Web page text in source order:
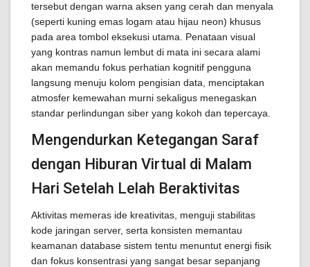
tersebut dengan warna aksen yang cerah dan menyala
(seperti kuning emas logam atau hijau neon) khusus
pada area tombol eksekusi utama. Penataan visual
yang kontras namun lembut di mata ini secara alami
akan memandu fokus perhatian kognitif pengguna
langsung menuju kolom pengisian data, menciptakan
atmosfer kemewahan murni sekaligus menegaskan
standar perlindungan siber yang kokoh dan tepercaya.
Mengendurkan Ketegangan Saraf
dengan Hiburan Virtual di Malam
Hari Setelah Lelah Beraktivitas
Aktivitas memeras ide kreativitas, menguji stabilitas
kode jaringan server, serta konsisten memantau
keamanan database sistem tentu menuntut energi fisik
dan fokus konsentrasi yang sangat besar sepanjang